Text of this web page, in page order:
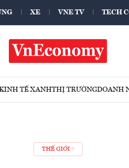
XE VNE TV TECH
TẾ XANHTHỊ TRƯỜNGDOANH
THẾ GIỚI